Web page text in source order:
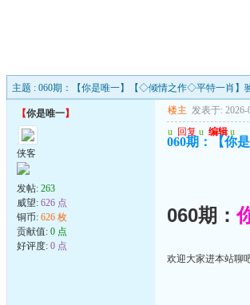
主题 : 060期：【你是唯一】【◇倾情之作◇平特一肖】
【你是唯一】
侠客
发帖: 263
威望: 626 点
铜币: 626 枚
贡献值: 0 点
好评度: 0 点
楼主 发表于: 2026-
u 回复 u 编辑 u
060期：【你
060期：
欢迎大家进本站聊